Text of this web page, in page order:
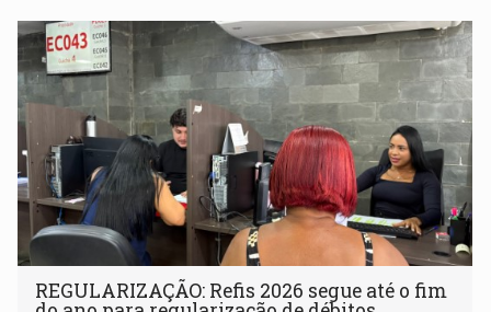
Goiás
REGULARIZAÇÃO: Refis 2026 segue até o fim